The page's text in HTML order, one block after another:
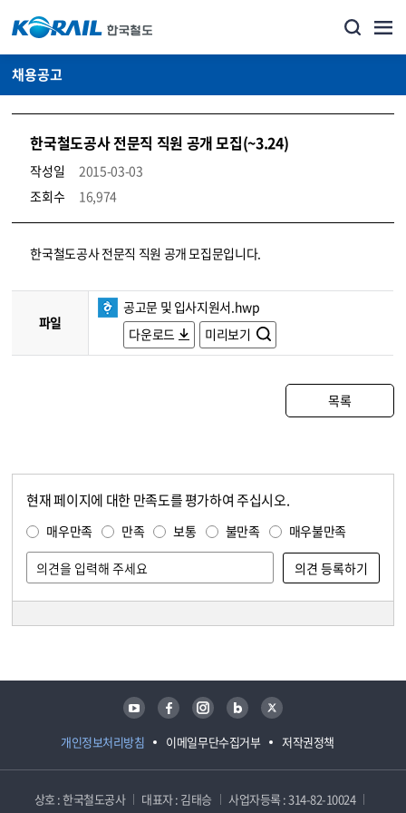
채용공고
한국철도공사 전문직 직원 공개 모집(~3.24)
작성일
2015-03-03
조회수
16,974
코레일소개_경영공시_채용공고 상세보기 – 내용, 파일, 담당자 연락처로 구성
한국철도공사 전문직 직원 공개 모집문입니다.
파일
공고문 및 입사지원서.hwp
다운로드
미리보기
목록
현재 페이지에 대한 만족도를 평가하여 주십시오.
매우만족 만족 보통 불만족 매우불만족
개인정보처리방침 이메일무단수집거부 저작권정책
유튜브 페이스북 인스타그램 블로그 트위터
상호 : 한국철도공사 대표자 : 김태승
사업자등록 : 314-82-10024